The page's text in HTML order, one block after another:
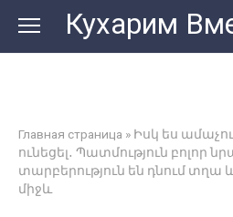
контенту
Кухарим
Главная страница » Իսկ ես
ունեցել․ Պատմություն բոլոր
տարբերություն են դնում տղա
միջև